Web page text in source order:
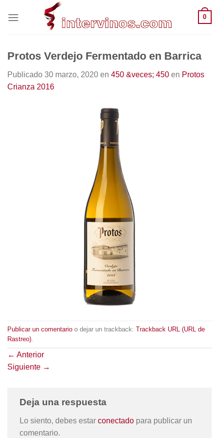
0
Protos Verdejo Fermentado en Barrica
Publicado 30 marzo, 2020 en 450 &veces; 450 en Protos
Crianza 2016
Publicar un comentario o dejar un trackback: Trackback URL (URL de
Rastreo)
← Anterior
Siguiente →
Deja una respuesta
Lo siento, debes estar conectado para publicar un
comentario.